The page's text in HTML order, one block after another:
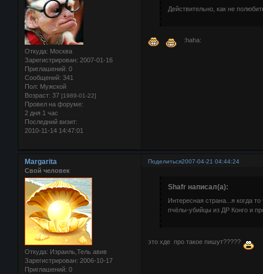
Откуда: Москва
Зарегистрирован: 2007-01-16
Приглашений: 0
Сообщений: 341
Пол: Мужской
Возраст: 37 [1989-01-22]
Провел на форуме:
2 дня 1 час
Последний визит:
2010-11-14 14:47:01
Действительно, как не
:haha:
Поделиться2007-04-21 04:44:24
Margarita
Свой человек
Откуда: Израиль,Тель авив
Зарегистрирован: 2006-10-17
Приглашений: 0
Shafr написал(а):
Интересная страна...я когда
пчёлы-убийцы из ДР Конго и
это хде про такое пишут?????